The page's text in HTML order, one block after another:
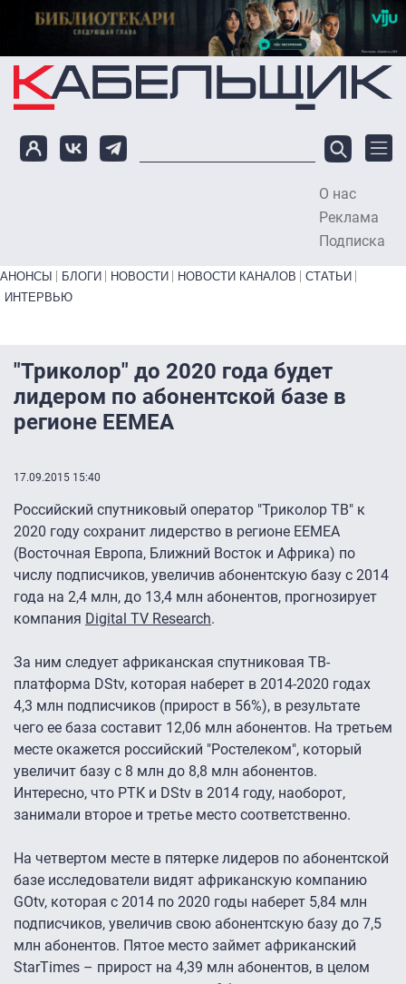
Перейти к основному содержанию
О нас
Реклама
Подписка
Primary links bottom
АНОНСЫ БЛОГИ НОВОСТИ НОВОСТИ КАНАЛОВ
СТАТЬИ
ИНТЕРВЬЮ
"Триколор" до 2020 года будет
лидером по абонентской базе в
регионе EEMEA
17.09.2015 15:40
Российский спутниковый оператор "Триколор ТВ" к
2020 году сохранит лидерство в регионе EEMEA
(Восточная Европа, Ближний Восток и Африка) по
числу подписчиков, увеличив абонентскую базу с 2014
года на 2,4 млн, до 13,4 млн абонентов, прогнозирует
компания Digital TV Research.
За ним следует африканская спутниковая ТВ-
платформа DStv, которая наберет в 2014-2020 годах
4,3 млн подписчиков (прирост в 56%), в результате
чего ее база составит 12,06 млн абонентов. На третьем
месте окажется российский "Ростелеком", который
увеличит базу с 8 млн до 8,8 млн абонентов.
Интересно, что РТК и DStv в 2014 году, наоборот,
занимали второе и третье место соответственно.
На четвертом месте в пятерке лидеров по абонентской
базе исследователи видят африканскую компанию
GOtv, которая с 2014 по 2020 годы наберет 5,84 млн
подписчиков, увеличив свою абонентскую базу до 7,5
млн абонентов. Пятое место займет африканский
StarTimes – прирост на 4,39 млн абонентов, в целом